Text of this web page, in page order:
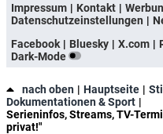
Impressum
Kontakt
Datenschutzeinstellungen
Facebook
Bluesky X.com
Dark-Mode
nach oben Hauptseite
Dokumentationen & Sport
Serieninfos, Streams, TV-
privat!"